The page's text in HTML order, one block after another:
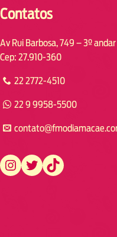
Contatos
Av Rui Barbosa, 749 – 3º
Cep: 27.910-360
22 2772-4510
22 9 9958-5500
https://www.instagram.com/fmodia.macae/ https://twitter.com/fmodia.macae/ https://www.tiktok.com/@fmodia.macae